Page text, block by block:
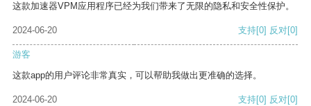
这款加速器VPM应用程序已经为我们带来了无限的隐私和安全性保护。
2024-06-20 支持[0] 反对[0]
游客
这款app的用户评论非常真实，可以帮助我做出更准确的选择。
2024-06-20 支持[0] 反对[0]